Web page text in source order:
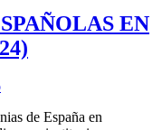
EN
de España en